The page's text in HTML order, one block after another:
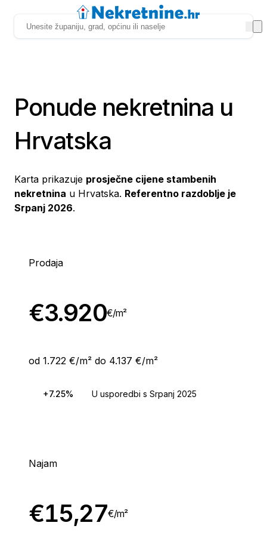
Ponude nekretnina u
Hrvatska
Karta prikazuje prosječne cijene stambenih
nekretnina u Hrvatska. Referentno razdoblje je
Srpanj 2026.
Prodaja
€3.920€/m²
od 1.722 €/m² do 4.137 €/m²
+7.25% U usporedbi s Srpanj 2025
Najam
€15,27€/m²